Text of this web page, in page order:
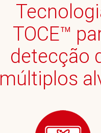
TOCE™
detecção
múltiplos